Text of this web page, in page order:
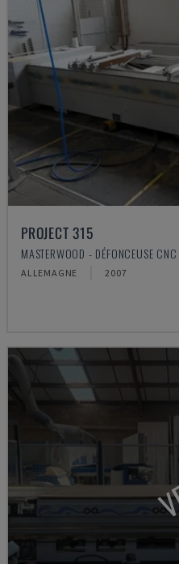
PROJECT 315
MASTERWOOD - DÉFONCEUSE CNC
ALLEMAGNE 2007